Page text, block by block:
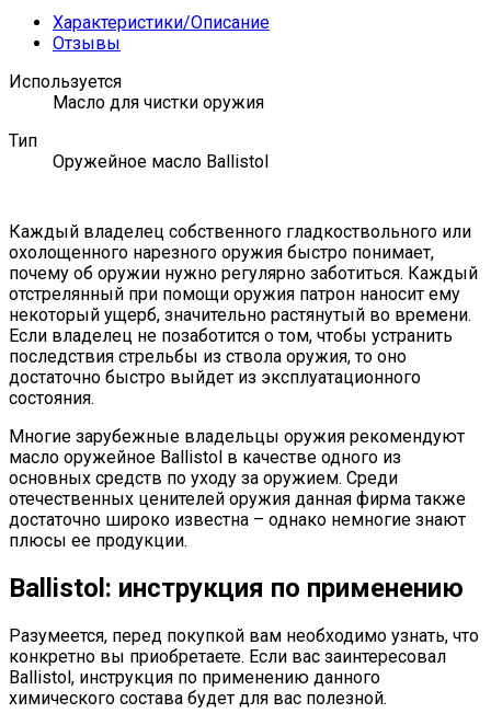
Характеристики/Описание
Отзывы
Используется
Масло для чистки оружия
Тип
Оружейное масло Ballistol
Каждый владелец собственного гладкоствольного или
охолощенного нарезного оружия быстро понимает,
почему об оружии нужно регулярно заботиться. Каждый
отстрелянный при помощи оружия патрон наносит ему
некоторый ущерб, значительно растянутый во времени.
Если владелец не позаботится о том, чтобы устранить
последствия стрельбы из ствола оружия, то оно
достаточно быстро выйдет из эксплуатационного
состояния.
Многие зарубежные владельцы оружия рекомендуют
масло оружейное Ballistol в качестве одного из
основных средств по уходу за оружием. Среди
отечественных ценителей оружия данная фирма также
достаточно широко известна – однако немногие знают
плюсы ее продукции.
Ballistol: инструкция по применению
Разумеется, перед покупкой вам необходимо узнать, что
конкретно вы приобретаете. Если вас заинтересовал
Ballistol, инструкция по применению данного
химического состава будет для вас полезной.